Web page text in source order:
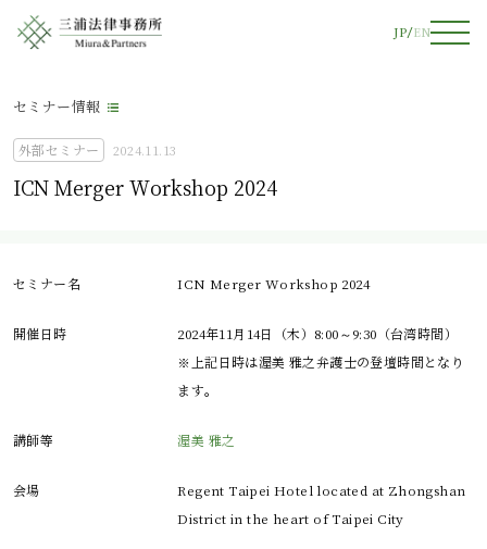
JP EN
セミナー情報
外部セミナー 2024.11.13
ICN Merger Workshop 2024​
セミナー名 ICN Merger Workshop 2024​
開催日時
2024年11月14日（木）8:00～9:30（台湾時間）
※上記日時は渥美 雅之弁護士の登壇時間となり
ます。
講師等 渥美 雅之
会場
Regent Taipei Hotel located at Zhongshan
District in the heart of Taipei City